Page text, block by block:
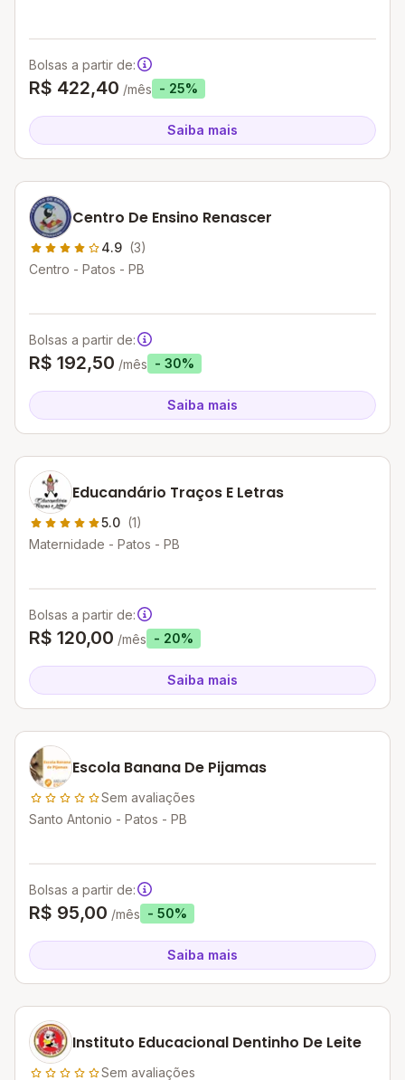
Bolsas a partir de:
R$ 422,40 /mês - 25%
Saiba mais
Centro De Ensino Renascer
4.9 (3)
Centro - Patos - PB
Bolsas a partir de:
R$ 192,50 /mês - 30%
Saiba mais
Educandário Traços E Letras
5.0 (1)
Maternidade - Patos - PB
Bolsas a partir de:
R$ 120,00 /mês - 20%
Saiba mais
Escola Banana De Pijamas
Sem avaliações
Santo Antonio - Patos - PB
Bolsas a partir de:
R$ 95,00 /mês - 50%
Saiba mais
Instituto Educacional Dentinho De Leite
Sem avaliações